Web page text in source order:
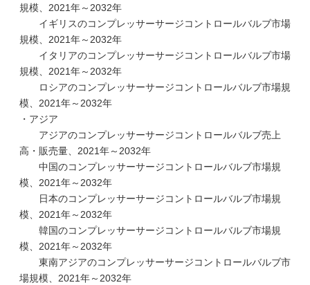
規模、2021年～2032年
イギリスのコンプレッサーサージコントロールバルブ市場
規模、2021年～2032年
イタリアのコンプレッサーサージコントロールバルブ市場
規模、2021年～2032年
ロシアのコンプレッサーサージコントロールバルブ市場規
模、2021年～2032年
・アジア
アジアのコンプレッサーサージコントロールバルブ売上
高・販売量、2021年～2032年
中国のコンプレッサーサージコントロールバルブ市場規
模、2021年～2032年
日本のコンプレッサーサージコントロールバルブ市場規
模、2021年～2032年
韓国のコンプレッサーサージコントロールバルブ市場規
模、2021年～2032年
東南アジアのコンプレッサーサージコントロールバルブ市
場規模、2021年～2032年